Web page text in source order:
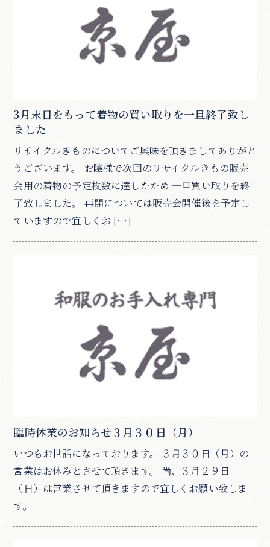
3月末日をもって着物の買い取りを一旦終了致し
ました
リサイクルきものについてご興味を頂きましてありがと
うございます。 お陰様で次回のリサイクルきもの販売
会用の着物の予定枚数に達したため 一旦買い取りを終
了致しました。 再開については販売会開催後を予定し
ていますので宜しくお […]
臨時休業のお知らせ３月３０日（月）
いつもお世話になっております。 ３月３０日（月）の
営業はお休みとさせて頂きます。 尚、３月２９日
（日）は営業させて頂きますので宜しくお願い致しま
す。